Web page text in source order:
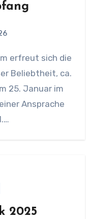
Beliebtheit, ca.
25. Januar im
Ansprache
2025